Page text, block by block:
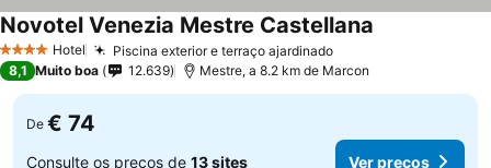
4 EstrelasHotel Piscina exterior e terraço ajardinado
Novotel Venezia Mestre Castellana
8,1 Muito boa 12.639 Mestre, a 8.2 km de Marcon
De € 74
Consulte os preços de 13 sites Ver preços